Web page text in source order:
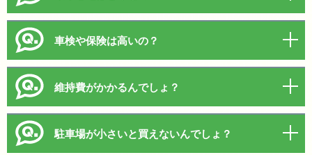
車検や保険は高いの？
維持費がかかるんでしょ？
駐車場が小さいと買えないんでしょ？